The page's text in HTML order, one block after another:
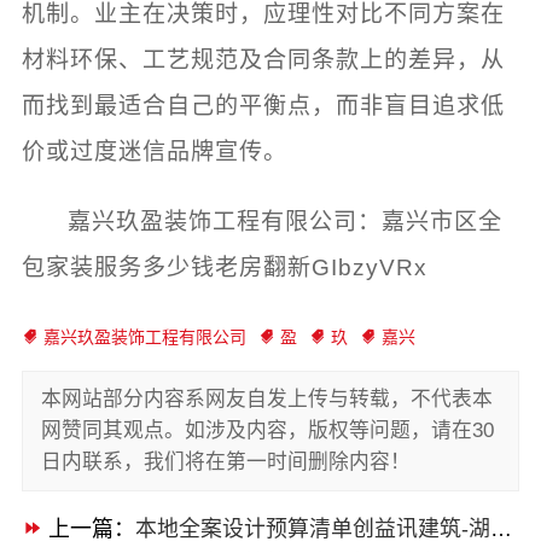
机制。业主在决策时，应理性对比不同方案在
材料环保、工艺规范及合同条款上的差异，从
而找到最适合自己的平衡点，而非盲目追求低
价或过度迷信品牌宣传。
嘉兴玖盈装饰工程有限公司：嘉兴市区全
包家装服务多少钱老房翻新GIbzyVRx
嘉兴玖盈装饰工程有限公司 盈 玖 嘉兴
本网站部分内容系网友自发上传与转载，不代表本
网赞同其观点。如涉及内容，版权等问题，请在30
日内联系，我们将在第一时间删除内容！
上一篇： 本地全案设计预算清单创益讯建筑-湖南创益讯建筑有限公司